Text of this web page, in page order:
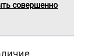
совершенно